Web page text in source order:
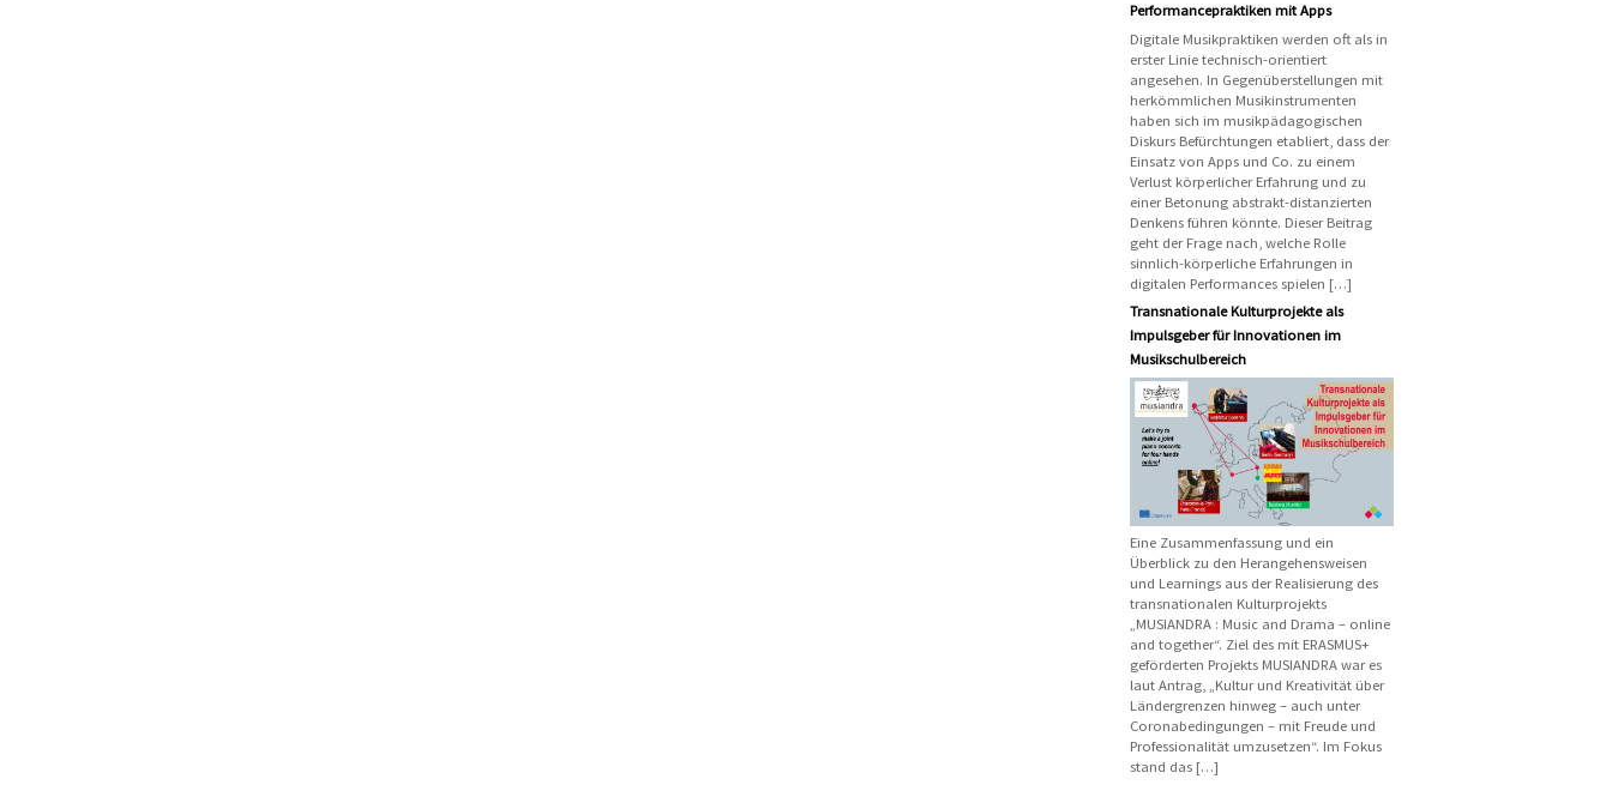
Performancepraktiken mit Apps
Digitale Musikpraktiken werden oft als in
erster Linie technisch-orientiert
angesehen. In Gegenüberstellungen mit
herkömmlichen Musikinstrumenten
haben sich im musikpädagogischen
Diskurs Befürchtungen etabliert, dass der
Einsatz von Apps und Co. zu einem
Verlust körperlicher Erfahrung und zu
einer Betonung abstrakt-distanzierten
Denkens führen könnte. Dieser Beitrag
geht der Frage nach, welche Rolle
sinnlich-körperliche Erfahrungen in
digitalen Performances spielen […]
Transnationale Kulturprojekte als
Impulsgeber für Innovationen im
Musikschulbereich
Eine Zusammenfassung und ein
Überblick zu den Herangehensweisen
und Learnings aus der Realisierung des
transnationalen Kulturprojekts
„MUSIANDRA : Music and Drama – online
and together“. Ziel des mit ERASMUS+
geförderten Projekts MUSIANDRA war es
laut Antrag, „Kultur und Kreativität über
Ländergrenzen hinweg – auch unter
Coronabedingungen – mit Freude und
Professionalität umzusetzen“. Im Fokus
stand das […]